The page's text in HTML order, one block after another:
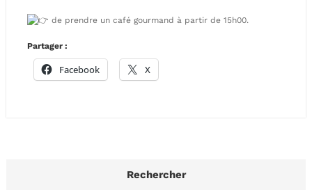
de prendre un café gourmand à partir de 15h00.
Partager :
Facebook X
Rechercher